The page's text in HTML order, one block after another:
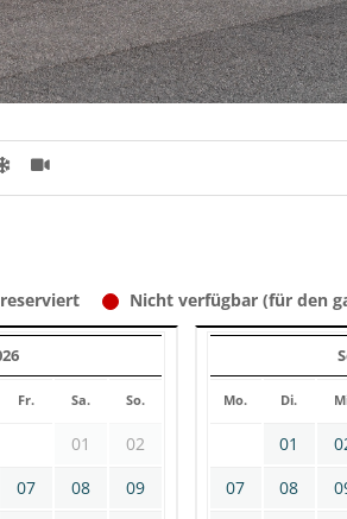
Nicht verfügbar (für den
Fr. Sa. So.
01
02
07 08
09
Mo. Di.
01
07
08